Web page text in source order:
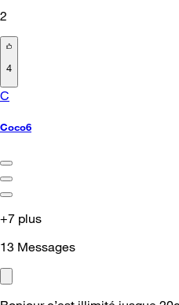
2
4
C
Coco6
+7 plus
13 Messages